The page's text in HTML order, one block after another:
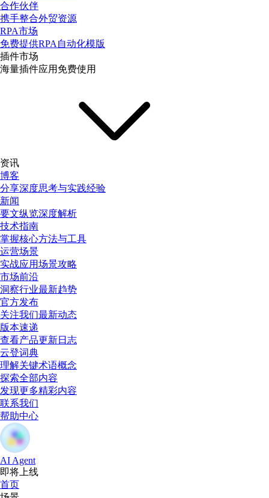
合作伙伴
携手整合外贸资源
RPA市场
免费提供RPA自动化模版
插件市场
海量插件应用免费使用
资讯
博客
分享深度思考与实践经验
新闻
要文纵览深度解析
技术指南
掌握核心方法与工具
运营场景
实战应用场景攻略
市场前沿
洞察行业最新趋势
官方发布
关注我们最新动态
版本速递
查看产品更新日志
云登词典
理解关键术语概念
探索全部内容
发现更多精彩内容
联系我们
帮助中心
AI Agent
即将上线
首页